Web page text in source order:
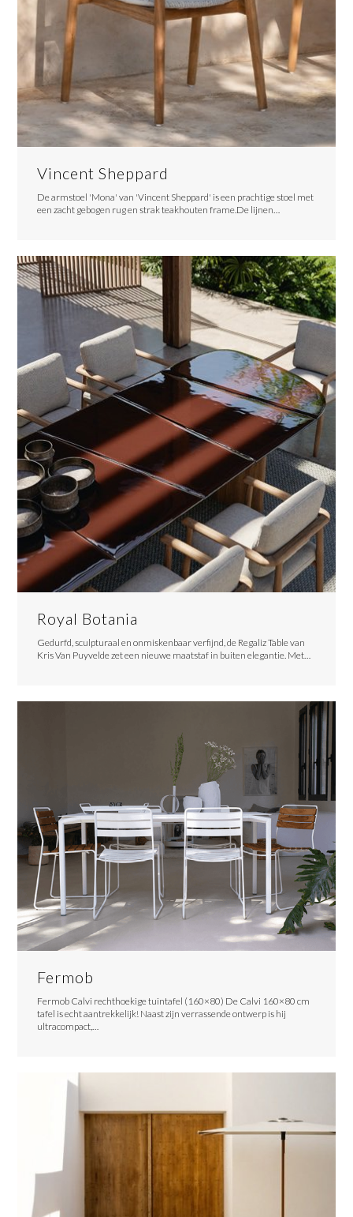
Vincent Sheppard
De armstoel 'Mona' van 'Vincent Sheppard' is een prachtige stoel met
een zacht gebogen rug en strak teakhouten frame.De lijnen…
Royal Botania
Gedurfd, sculpturaal en onmiskenbaar verfijnd, de Regaliz Table van
Kris Van Puyvelde zet een nieuwe maatstaf in buiten elegantie. Met…
Fermob
Fermob Calvi rechthoekige tuintafel (160×80) De Calvi 160×80 cm
tafel is echt aantrekkelijk! Naast zijn verrassende ontwerp is hij
ultracompact,…